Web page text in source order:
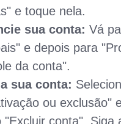
e toque nela.
sua conta: Vá
e depois para
da conta".
sua conta:
ou exclusão"
"Excluir conta". Siga